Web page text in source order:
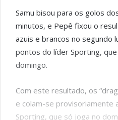
Samu bisou para os golos
minutos, e Pepê fixou o
azuis e brancos no segundo
pontos do líder Sporting,
domingo.
Com este resultado, os
e colam-se provisoriamente
Sporting, que só joga no